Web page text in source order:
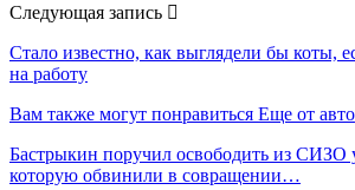
Следующая запись
Стало известно, как выглядели бы коты,
на работу
Вам также могут понравиться Еще от
Бастрыкин поручил освободить из СИЗО
которую обвинили в совращении…